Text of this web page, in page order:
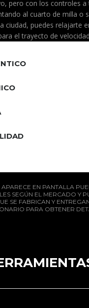
pero con los controles a
al cuarto de milla o
ciudad, puedes relajarte
el trayecto de
EN PANTALLA
SEGÚN EL MERCADO Y
SE FABRICAN Y
PARA OBTENER